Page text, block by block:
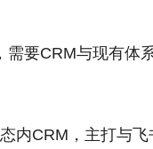
要CRM与现有体
内CRM，主打与